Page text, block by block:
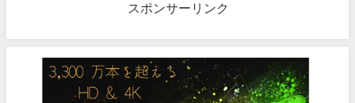
スポンサーリンク